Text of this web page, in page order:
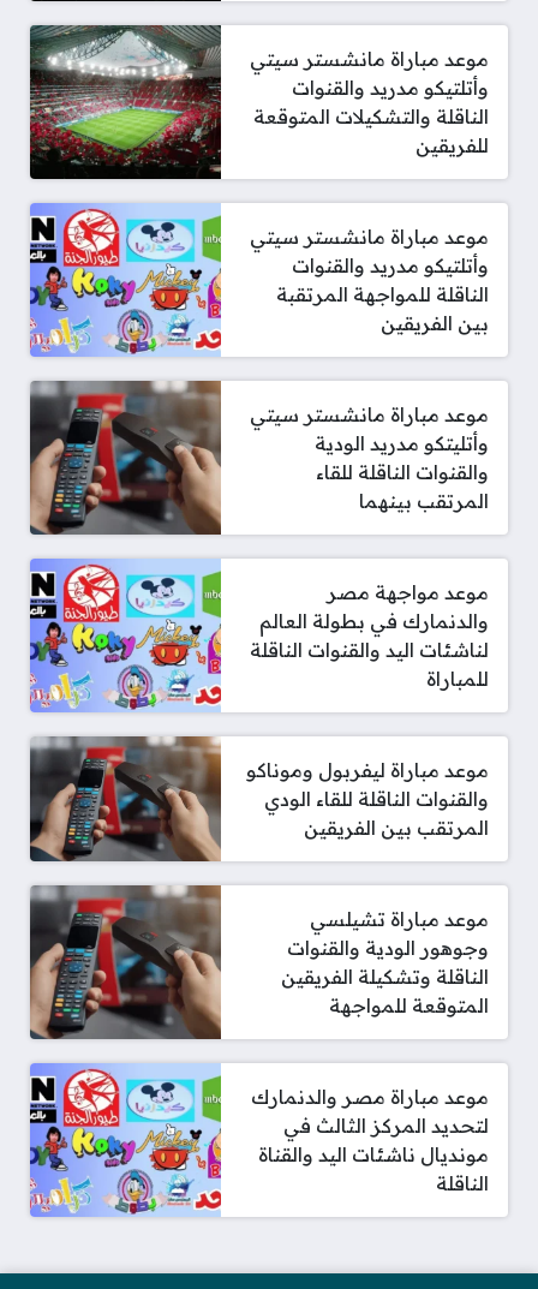
موعد مباراة مانشستر سيتي
وأتلتيكو مدريد والقنوات
الناقلة والتشكيلات المتوقعة
للفريقين
موعد مباراة مانشستر سيتي
وأتلتيكو مدريد والقنوات
الناقلة للمواجهة المرتقبة
بين الفريقين
موعد مباراة مانشستر سيتي
وأتليتكو مدريد الودية
والقنوات الناقلة للقاء
المرتقب بينهما
موعد مواجهة مصر
والدنمارك في بطولة العالم
لناشئات اليد والقنوات الناقلة
للمباراة
موعد مباراة ليفربول وموناكو
والقنوات الناقلة للقاء الودي
المرتقب بين الفريقين
موعد مباراة تشيلسي
وجوهور الودية والقنوات
الناقلة وتشكيلة الفريقين
المتوقعة للمواجهة
موعد مباراة مصر والدنمارك
لتحديد المركز الثالث في
مونديال ناشئات اليد والقناة
الناقلة